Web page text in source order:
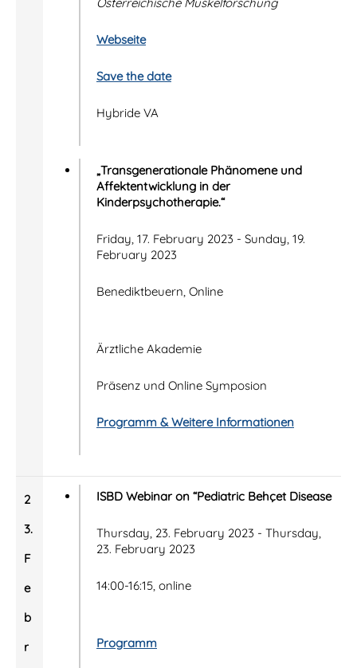
Österreichische Muskelforschung
Webseite
Save the date
Hybride VA
„Transgenerationale Phänomene und
Affektentwicklung in der
Kinderpsychotherapie.“
Friday, 17. February 2023 - Sunday, 19.
February 2023
Benediktbeuern, Online
Ärztliche Akademie
Präsenz und Online Symposion
Programm & Weitere Informationen
2
3.
F
e
b
r
ISBD Webinar on “Pediatric Behçet Disease
Thursday, 23. February 2023 - Thursday,
23. February 2023
14:00-16:15, online
Programm